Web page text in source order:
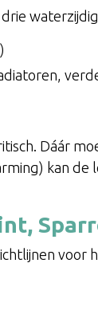
Dáár
kan de
voor